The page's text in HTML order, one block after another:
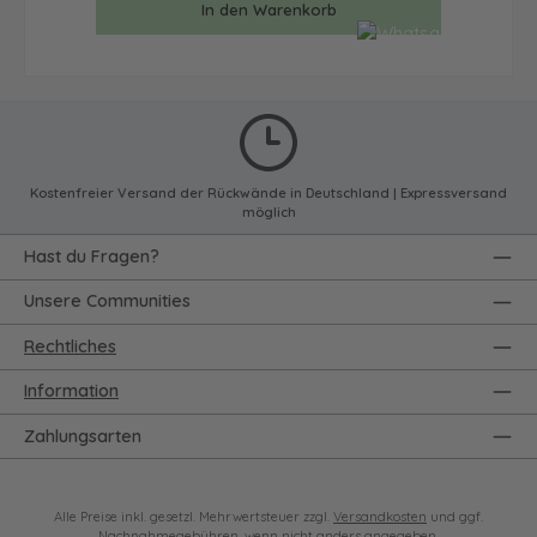
In den Warenkorb
Kostenfreier Versand der Rückwände in Deutschland | Expressversand
möglich
Rechtliches
Information
Zahlungsarten
Hast du Fragen?
Unsere Communities
Alle Preise inkl. gesetzl. Mehrwertsteuer zzgl. Versandkosten und ggf.